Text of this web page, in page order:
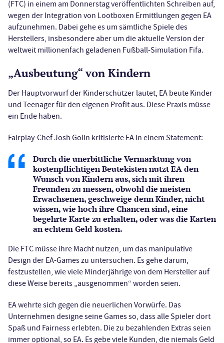
(FTC) in einem am Donnerstag veröffentlichten Schreiben auf,
wegen der Integration von Lootboxen Ermittlungen gegen EA
aufzunehmen. Dabei gehe es um sämtliche Spiele des
Herstellers, insbesondere aber um die aktuelle Version der
weltweit millionenfach geladenen Fußball-Simulation Fifa.
„Ausbeutung“ von Kindern
Der Hauptvorwurf der Kinderschützer lautet, EA beute Kinder
und Teenager für den eigenen Profit aus. Diese Praxis müsse
ein Ende haben.
Fairplay-Chef Josh Golin kritisierte EA in einem Statement:
Durch die unerbittliche Vermarktung von
kostenpflichtigen Beutekisten nutzt EA den
Wunsch von Kindern aus, sich mit ihren
Freunden zu messen, obwohl die meisten
Erwachsenen, geschweige denn Kinder, nicht
wissen, wie hoch ihre Chancen sind, eine
begehrte Karte zu erhalten, oder was die Karten
an echtem Geld kosten.
Die FTC müsse ihre Macht nutzen, um das manipulative
Design der EA-Games zu untersuchen. Es gehe darum,
festzustellen, wie viele Minderjährige von dem Hersteller auf
diese Weise bereits „ausgenommen“ worden seien.
EA wehrte sich gegen die neuerlichen Vorwürfe. Das
Unternehmen designe seine Games so, dass alle Spieler dort
Spaß und Fairness erlebten. Die zu bezahlenden Extras seien
immer optional, so EA. Es gebe viele Kunden, die niemals Geld